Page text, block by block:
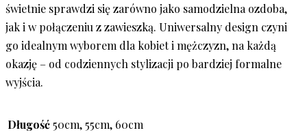
świetnie sprawdzi się zarówno jako samodzielna ozdoba,
jak i w połączeniu z zawieszką. Uniwersalny design czyni
go idealnym wyborem dla kobiet i mężczyzn, na każdą
okazję – od codziennych stylizacji po bardziej formalne
wyjścia.
Długość 50cm, 55cm, 60cm